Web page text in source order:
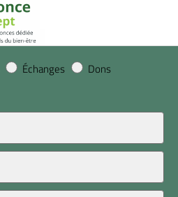
Échanges
Dons